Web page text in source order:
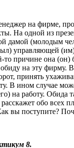
на фирме,
На одной из
дамой (молодым
управляющей
то причине она (он)
на эту фирму.
принять
В ином случае
на работу. Обида
обо всех
вы поступите?
8.